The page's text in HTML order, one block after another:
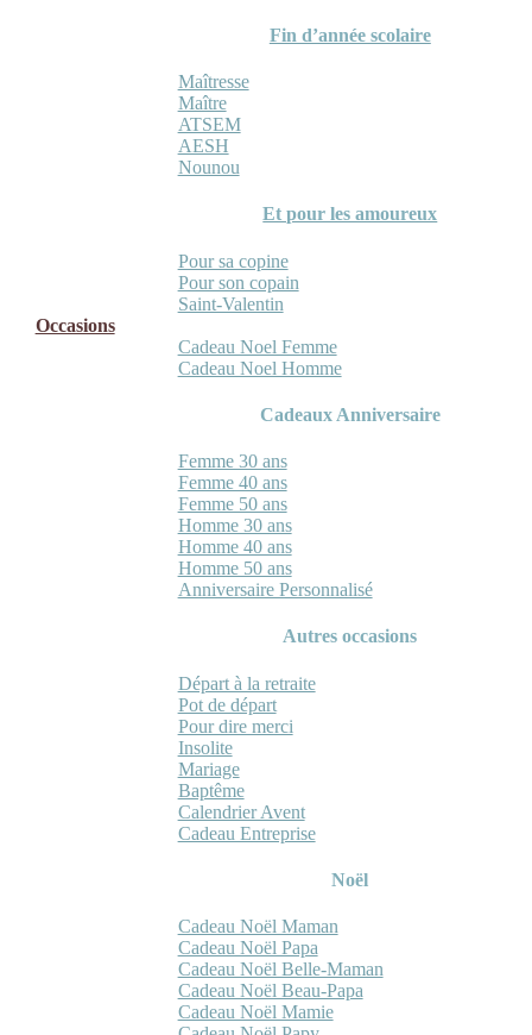
Fin d’année scolaire
Maîtresse
Maître
ATSEM
AESH
Nounou
Et pour les amoureux
Pour sa copine
Pour son copain
Saint-Valentin
Occasions
Cadeau Noel Femme
Cadeau Noel Homme
Cadeaux Anniversaire
Femme 30 ans
Femme 40 ans
Femme 50 ans
Homme 30 ans
Homme 40 ans
Homme 50 ans
Anniversaire Personnalisé
Autres occasions
Départ à la retraite
Pot de départ
Pour dire merci
Insolite
Mariage
Baptême
Calendrier Avent
Cadeau Entreprise
Noël
Cadeau Noël Maman
Cadeau Noël Papa
Cadeau Noël Belle-Maman
Cadeau Noël Beau-Papa
Cadeau Noël Mamie